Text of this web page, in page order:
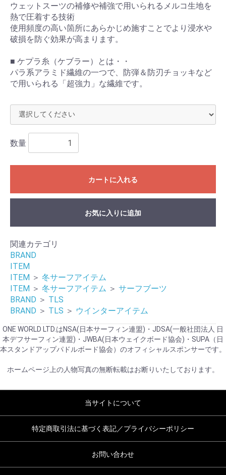
ウェットスーツの補修や補強で用いられるメルコ生地を
熱で圧着する技術
使用頻度の高い箇所にあらかじめ施すことでより浸水や
破損を防ぐ効果が高まります。
■ ケプラ糸（ケブラー）とは・・
パラ系アラミド繊維の一つで、防弾＆防刃チョッキなど
で用いられる「超強力」な繊維です。
数量
カートに入れる
お気に入りに追加
関連カテゴリ
BRAND
ITEM
ITEM ＞ 冬サーフアイテム
ITEM ＞ 冬サーフアイテム ＞ サーフブーツ
BRAND ＞ TLS
BRAND ＞ TLS ＞ ウインターアイテム
ONE WORLD LTD.はNSA(日本サーフィン連盟)・JDSA(一般社団法人 日
本デフサーフィン連盟)・JWBA(日本ウェイクボード協会)・SUPA（日
本スタンドアップパドルボード協会）のオフィシャルスポンサーです。
ホームページ上の人物写真の無断転載はお断りいたしております。
当サイトについて
特定商取引法に基づく表記／プライバシーポリシー
お問い合わせ